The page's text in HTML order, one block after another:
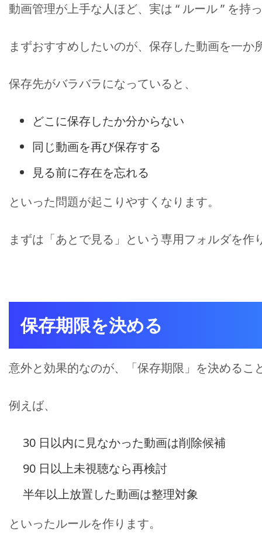
動画管理が上手な人ほど、実は “ ルール ” を持
まずおすすめしたいのが、保存した動画を一か
保存先がバラバラになっていると、
どこに保存したか分からない
同じ動画を再び保存する
見る前に存在を忘れる
といった問題が起こりやすくなります。
まずは「あとで見る」という専用フォルダを
保存期限を決める
意外と効果的なのが、「保存期限」を決めるこ
例えば、
30 日以内に見なかった動画は削除候補
90 日以上未視聴なら再検討
半年以上放置した動画は整理対象
といったルールを作ります。